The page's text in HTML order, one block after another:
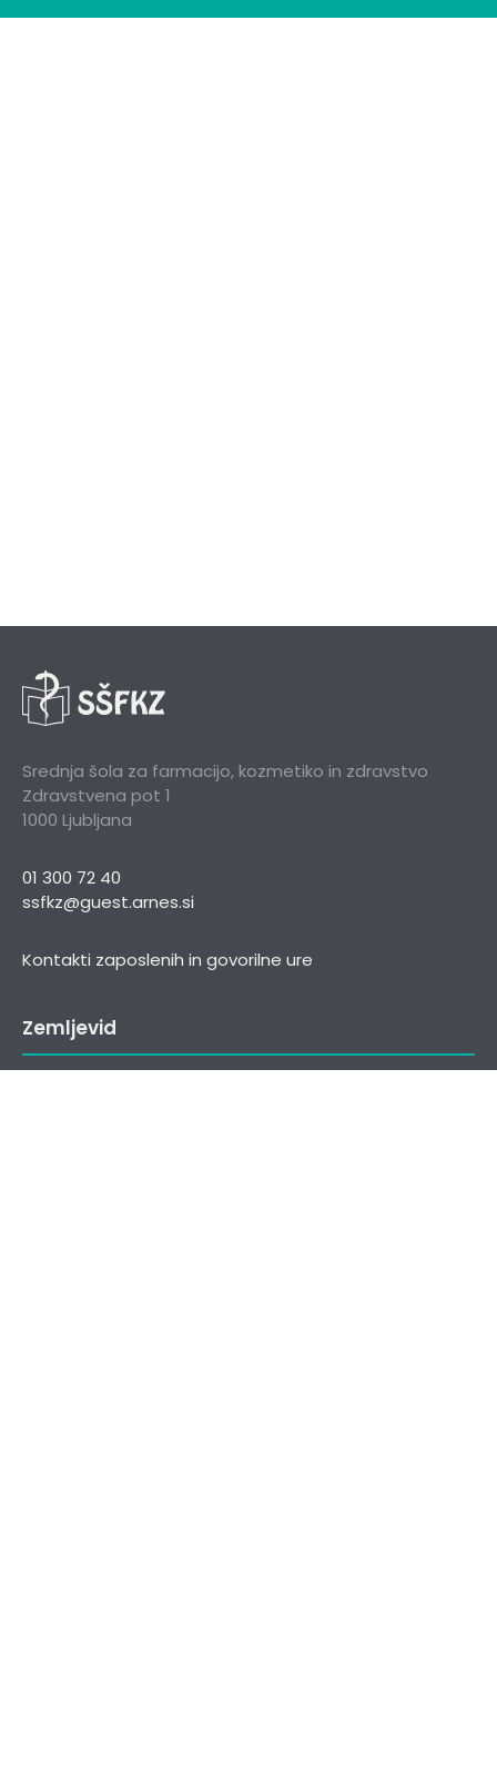
Srednja šola za farmacijo, kozmetiko in zdravstvo
Zdravstvena pot 1
1000 Ljubljana
01 300 72 40
ssfkz@guest.arnes.si
Kontakti zaposlenih in govorilne ure
Zemljevid